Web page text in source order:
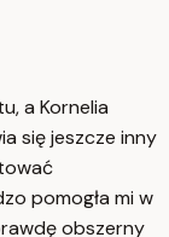
a Kornelia
się jeszcze inny
pomogła mi w
obszerny